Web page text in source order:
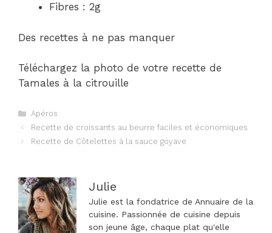
Fibres : 2g
Des recettes à ne pas manquer
Téléchargez la photo de votre recette de
Tamales à la citrouille
Catégories
Apéros
Navigation
des
Recette de croissants au beurre faciles et économiques
Recette de Côtelettes à la sauce goyave
Julie
Julie est la fondatrice de Annuaire de la
cuisine. Passionnée de cuisine depuis
son jeune âge, chaque plat qu'elle